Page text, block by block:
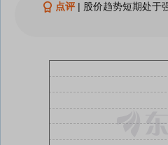
点评| 股价趋势短期处于